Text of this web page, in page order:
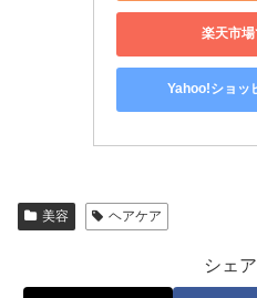
楽天市
Yahoo!ショッ
美容 ヘアケア
シェ